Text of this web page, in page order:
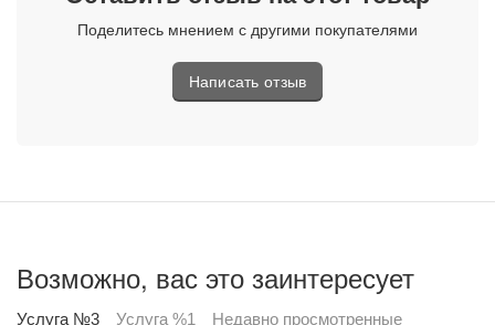
Поделитесь мнением с другими покупателями
Написать отзыв
Возможно, вас это заинтересует
Услуга №3 Услуга %1 Недавно просмотренные